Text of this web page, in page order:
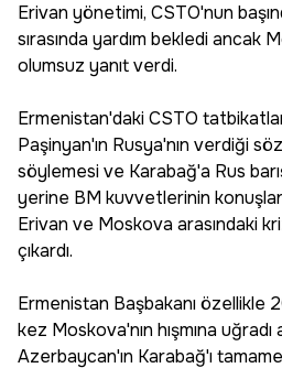
Erivan yönetimi, CSTO'nun
sırasında yardım bekledi ancak
olumsuz yanıt verdi.
Ermenistan'daki CSTO
Paşinyan'ın Rusya'nın verdiği
söylemesi ve Karabağ'a Rus
yerine BM kuvvetlerinin
Erivan ve Moskova arasındaki
çıkardı.
Ermenistan Başbakanı özellikle
kez Moskova'nın hışmına uğradı
Azerbaycan'ın Karabağ'ı